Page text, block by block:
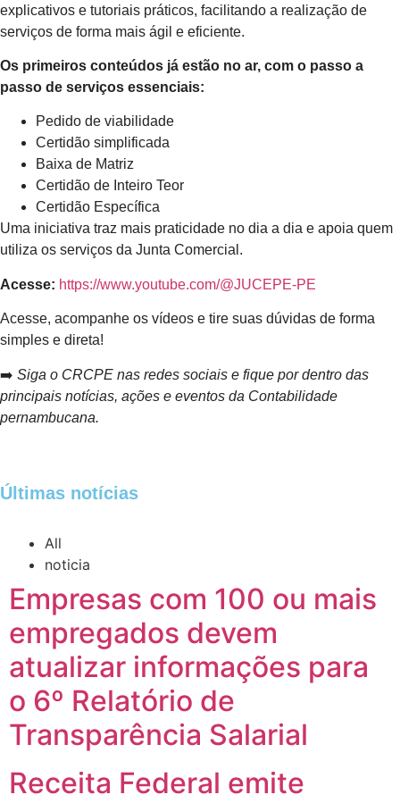
explicativos e tutoriais práticos, facilitando a realização de
serviços de forma mais ágil e eficiente.
Os primeiros conteúdos já estão no ar, com o passo a
passo de serviços essenciais:
Pedido de viabilidade
Certidão simplificada
Baixa de Matriz
Certidão de Inteiro Teor
Certidão Específica
Uma iniciativa traz mais praticidade no dia a dia e apoia quem
utiliza os serviços da Junta Comercial.
Acesse: https://www.youtube.com/@JUCEPE-PE
Acesse, acompanhe os vídeos e tire suas dúvidas de forma
simples e direta!
➡️ Siga o CRCPE nas redes sociais e fique por dentro das
principais notícias, ações e eventos da Contabilidade
pernambucana.
Últimas notícias
All
noticia
Empresas com 100 ou mais
empregados devem
atualizar informações para
o 6º Relatório de
Transparência Salarial
Receita Federal emite